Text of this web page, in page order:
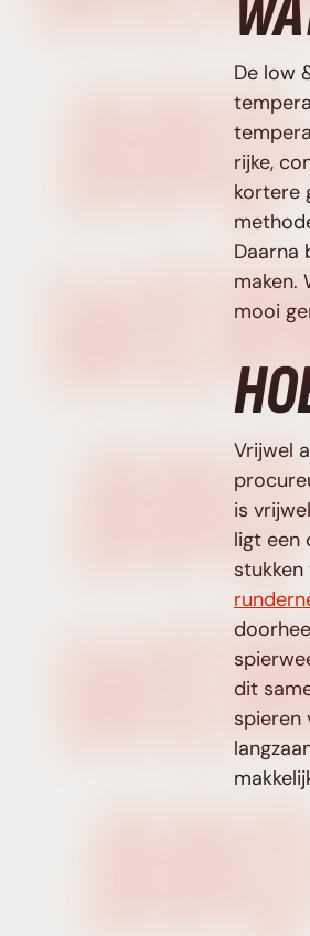
De low
rijke,
kortere
Daarna
maken.
mooi
Vrijwel
is
ligt een
dit
spieren